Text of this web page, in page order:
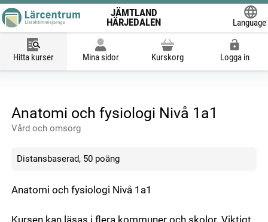
JÄMTLAND
HÄRJEDALEN
Language
Hitta kurser Mina sidor Kurskorg Logga in
Anatomi och fysiologi Nivå 1a1
Vård och omsorg
Distansbaserad, 50 poäng
Anatomi och fysiologi Nivå 1a1